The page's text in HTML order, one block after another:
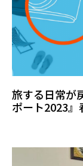
旅する日常が
ポート2023』